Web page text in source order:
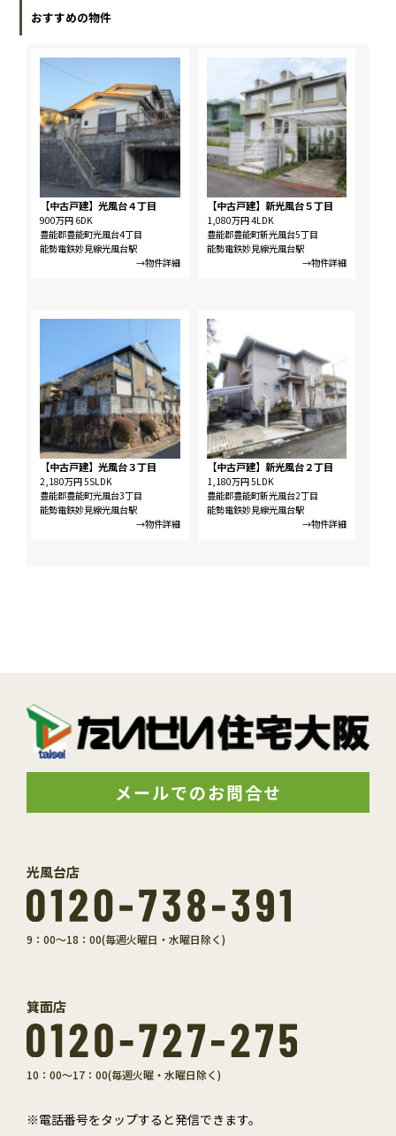
おすすめの物件
【中古戸建】光風台４丁目
900万円 6DK
豊能郡豊能町光風台4丁目
能勢電鉄妙見線光風台駅
→物件詳細
【中古戸建】新光風台５丁目
1,080万円4LDK
豊能郡豊能町新光風台5丁目
能勢電鉄妙見線光風台駅
→物件詳細
【中古戸建】光風台３丁目
2,180万円5SLDK
豊能郡豊能町光風台3丁目
能勢電鉄妙見線光風台駅
→物件詳細
【中古戸建】新光風台２丁目
1,180万円5LDK
豊能郡豊能町新光風台2丁目
能勢電鉄妙見線光風台駅
→物件詳細
メールでのお問合せ
光風台店
9：00～18：00(毎週火曜日・水曜日除く)
箕面店
10：00～17：00(毎週火曜・水曜日除く)
※電話番号をタップすると発信できます。